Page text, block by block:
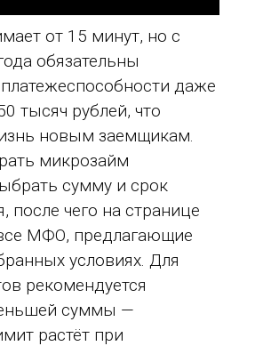
от 15 минут, но с
обязательны
даже
тысяч рублей, что
новым заемщикам.
микрозайм
сумму и срок
после чего на странице
МФО, предлагающие
условиях. Для
рекомендуется
суммы —
растёт при